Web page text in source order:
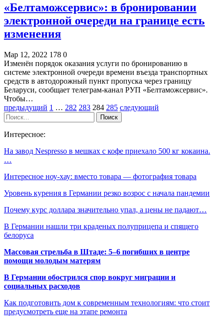
«Белтаможсервис»: в бронировании
электронной очереди на границе есть
изменения
Мар 12, 2022 178 0
Изменён порядок оказания услуги по бронированию в
системе электронной очереди времени въезда транспортных
средств в автодорожный пункт пропуска через границу
Беларуси, сообщает телеграм-канал РУП «Белтаможсервис».
Чтобы…
предыдущий 1 … 282 283 284 285 следующий
Интересное:
На завод Nespresso в мешках с кофе приехало 500 кг кокаина.
…
Интересное ноу-хау: вместо товара — фотография товара
Уровень курения в Германии резко возрос с начала пандемии
Почему курс доллара значительно упал, а цены не падают…
В Германии нашли три краденых полуприцепа и спящего
белоруса
Массовая стрельба в Штаде: 5–6 погибших в центре
помощи молодым матерям
В Германии обострился спор вокруг миграции и
социальных расходов
Как подготовить дом к современным технологиям: что стоит
предусмотреть еще на этапе ремонта